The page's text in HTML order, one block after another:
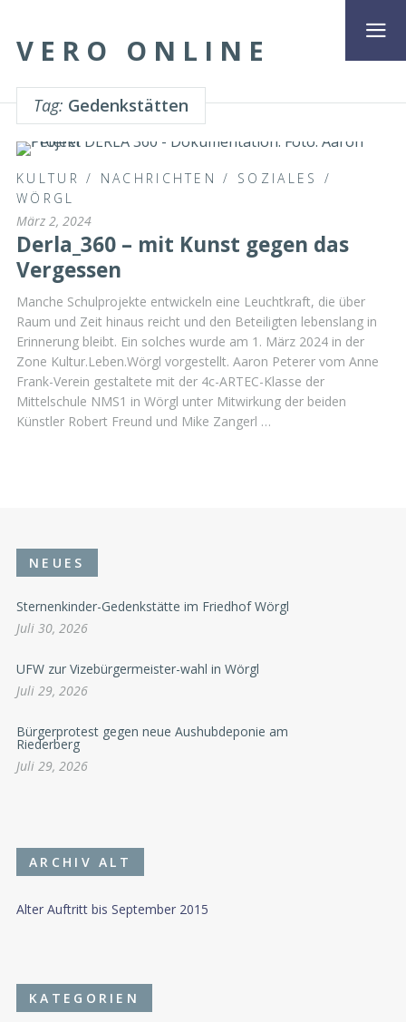
VERO ONLINE
Tag: Gedenkstätten
KULTUR / NACHRICHTEN / SOZIALES
/
WÖRGL
März 2, 2024
Derla_360 – mit Kunst gegen das
Vergessen
Manche Schulprojekte entwickeln eine Leuchtkraft, die über
Raum und Zeit hinaus reicht und den Beteiligten lebenslang in
Erinnerung bleibt. Ein solches wurde am 1. März 2024 in der
Zone Kultur.Leben.Wörgl vorgestellt. Aaron Peterer vom Anne
Frank-Verein gestaltete mit der 4c-ARTEC-Klasse der
Mittelschule NMS1 in Wörgl unter Mitwirkung der beiden
Künstler Robert Freund und Mike Zangerl …
NEUES
Sternenkinder-Gedenkstätte im Friedhof Wörgl
Juli 30, 2026
UFW zur Vizebürgermeister-wahl in Wörgl
Juli 29, 2026
Bürgerprotest gegen neue Aushubdeponie am
Riederberg
Juli 29, 2026
ARCHIV ALT
Alter Auftritt bis September 2015
KATEGORIEN